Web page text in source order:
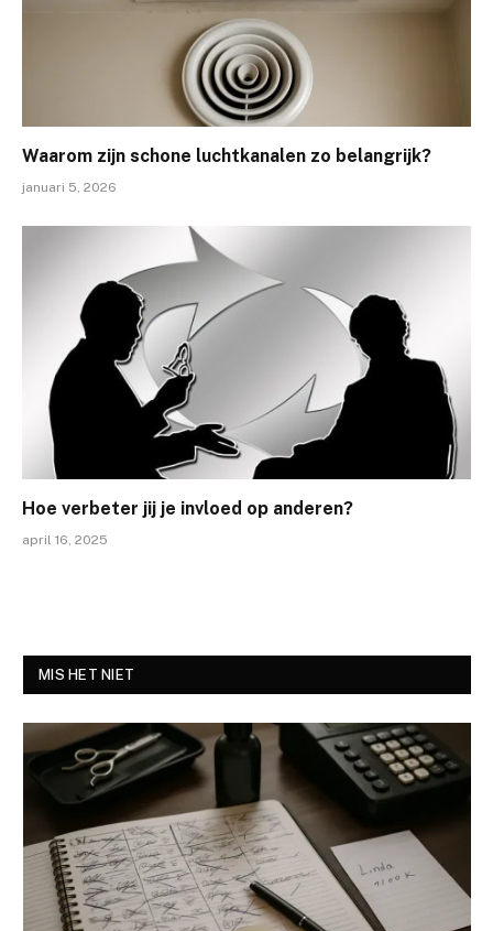
Waarom zijn schone luchtkanalen zo belangrijk?
januari 5, 2026
Hoe verbeter jij je invloed op anderen?
april 16, 2025
MIS HET NIET